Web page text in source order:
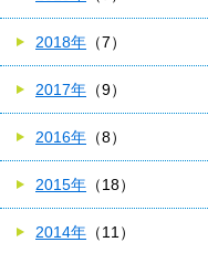
2018年 （7）
2017年 （9）
2016年 （8）
2015年 （18）
2014年 （11）